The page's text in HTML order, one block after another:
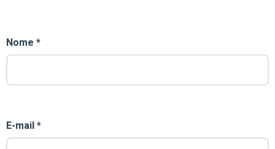
Nome *
E-mail *